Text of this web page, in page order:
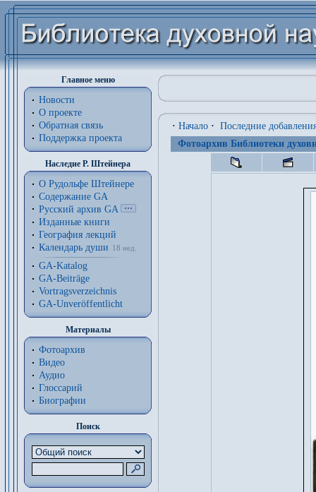
Главное меню
Новости
О проекте
Обратная связь
Поддержка проекта
Наследие Р. Штейнера
О Рудольфе Штейнере
Содержание GA
Русский архив GA
Изданные книги
География лекций
Календарь души
18 нед.
GA-Katalog
GA-Beiträge
Vortragsverzeichnis
GA-Unveröffentlicht
Материалы
Фотоархив
Видео
Аудио
Глоссарий
Биографии
Поиск
· Начало · Последние
Фотоархив Библиотеки